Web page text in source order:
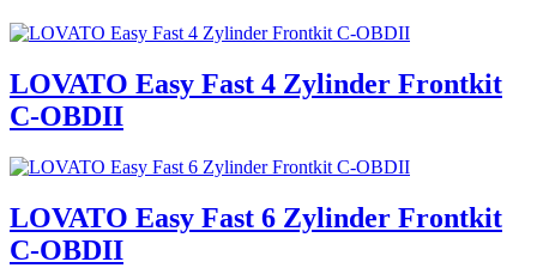
LOVATO Easy Fast 4 Zylinder Frontkit
C-OBDII
LOVATO Easy Fast 6 Zylinder Frontkit
C-OBDII